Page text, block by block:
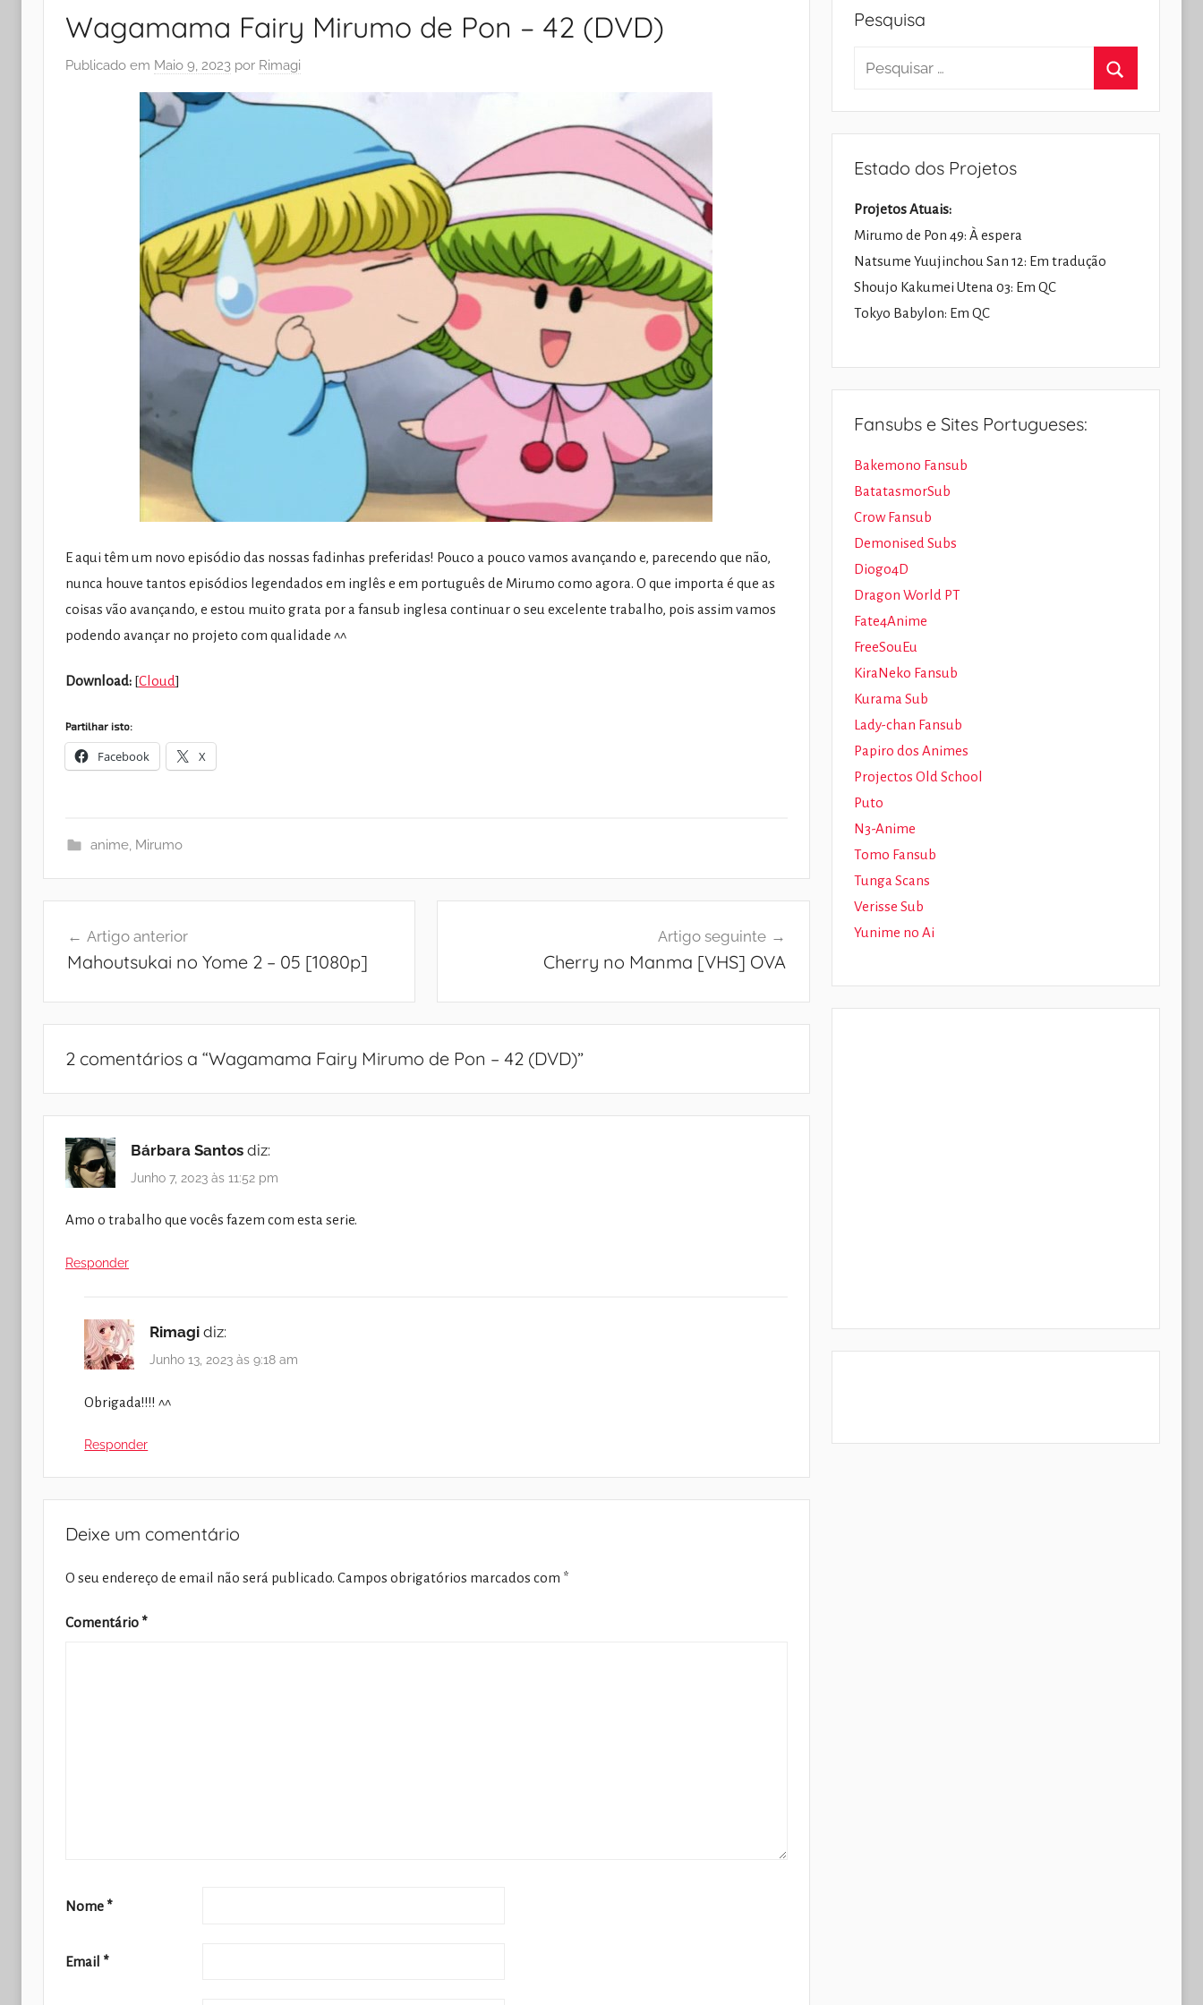
Wagamama Fairy Mirumo de Pon – 42 (DVD)
Publicado em Maio 9, 2023 por Rimagi
E aqui têm um novo episódio das nossas fadinhas preferidas! Pouco a pouco vamos avançando e, parecendo que não,
nunca houve tantos episódios legendados em inglês e em português de Mirumo como agora. O que importa é que as
coisas vão avançando, e estou muito grata por a fansub inglesa continuar o seu excelente trabalho, pois assim vamos
podendo avançar no projeto com qualidade ^^
Download: [Cloud]
Partilhar isto:
Facebook X
anime, Mirumo
Artigo anterior
Mahoutsukai no Yome 2 – 05 [1080p]
Artigo seguinte
Cherry no Manma [VHS] OVA
2 comentários a “Wagamama Fairy Mirumo de Pon – 42 (DVD)”
Bárbara Santos diz:
Junho 7, 2023 às 11:52 pm
Amo o trabalho que vocês fazem com esta serie.
Responder
Rimagi diz:
Junho 13, 2023 às 9:18 am
Obrigada!!!! ^^
Responder
Deixe um comentário
O seu endereço de email não será publicado. Campos obrigatórios marcados com *
Comentário *
Nome *
Email *
Pesquisa
Pesquisar
Estado dos Projetos
Projetos Atuais:
Mirumo de Pon 49: À espera
Natsume Yuujinchou San 12: Em tradução
Shoujo Kakumei Utena 03: Em QC
Tokyo Babylon: Em QC
Fansubs e Sites Portugueses:
Bakemono Fansub
BatatasmorSub
Crow Fansub
Demonised Subs
Diogo4D
Dragon World PT
Fate4Anime
FreeSouEu
KiraNeko Fansub
Kurama Sub
Lady-chan Fansub
Papiro dos Animes
Projectos Old School
Puto
N3-Anime
Tomo Fansub
Tunga Scans
Verisse Sub
Yunime no Ai